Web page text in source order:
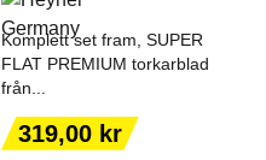
Komplett set fram, SUPER
FLAT PREMIUM torkarblad
från...
Pris
319,00 kr